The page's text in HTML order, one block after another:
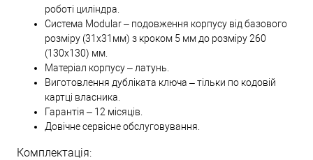
роботі циліндра.
Система Modular – подовження корпусу від базового
розміру (31х31мм) з кроком 5 мм до розміру 260
(130х130) мм.
Матеріал корпусу – латунь.
Виготовлення дубліката ключа – тільки по кодовій
картці власника.
Гарантія – 12 місяців.
Довічне сервісне обслуговування.
Комплектація: